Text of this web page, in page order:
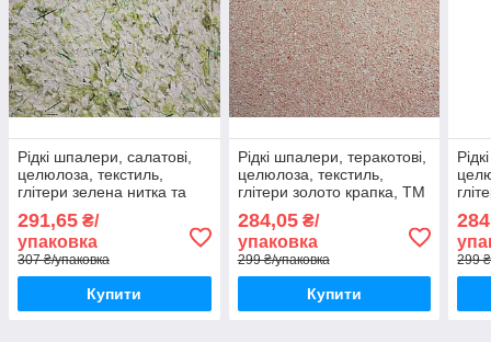
Рідкі шпалери, салатові,
целюлоза, текстиль,
глітери зелена нитка та
Колор", Тип 78/2
291,65 ₴/
упаковка
307 ₴/упаковка
Купити
Рідкі шпалери, теракотові,
целюлоза, текстиль,
глітери золото крапка, ТМ
284,05₴/
упаковка
299 ₴/упаковка
Купити
299